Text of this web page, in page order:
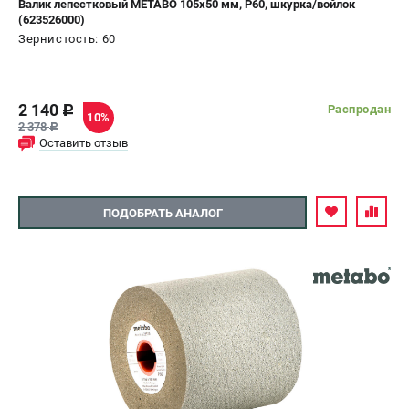
МАГАЗИНЫ
СРАВНЕНИЕ
Юридическим лицам
Правила обмена и возврата
Способы оплаты
Валик лепестковый METABO 105х50 мм, P60, шкурка/войлок
(623526000)
Зернистость: 60
2 140 c
2 378c
10%
Распродан
Оставить отзыв
ПОДОБРАТЬ АНАЛОГ